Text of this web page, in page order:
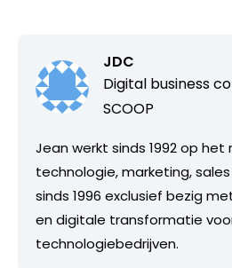
JDC
Digital business
SCOOP
Jean werkt sinds 1992 op het
technologie, marketing, sales
sinds 1996 exclusief bezig
en digitale transformatie
technologiebedrijven.